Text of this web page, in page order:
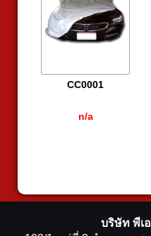
CC0001
n/a
บริษัท พีเ